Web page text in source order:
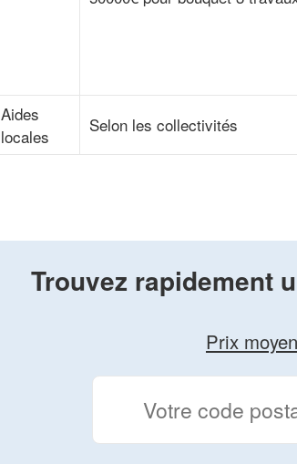
Aides
locales
Selon les collectivités
Trouvez rapidement
Prix moyen